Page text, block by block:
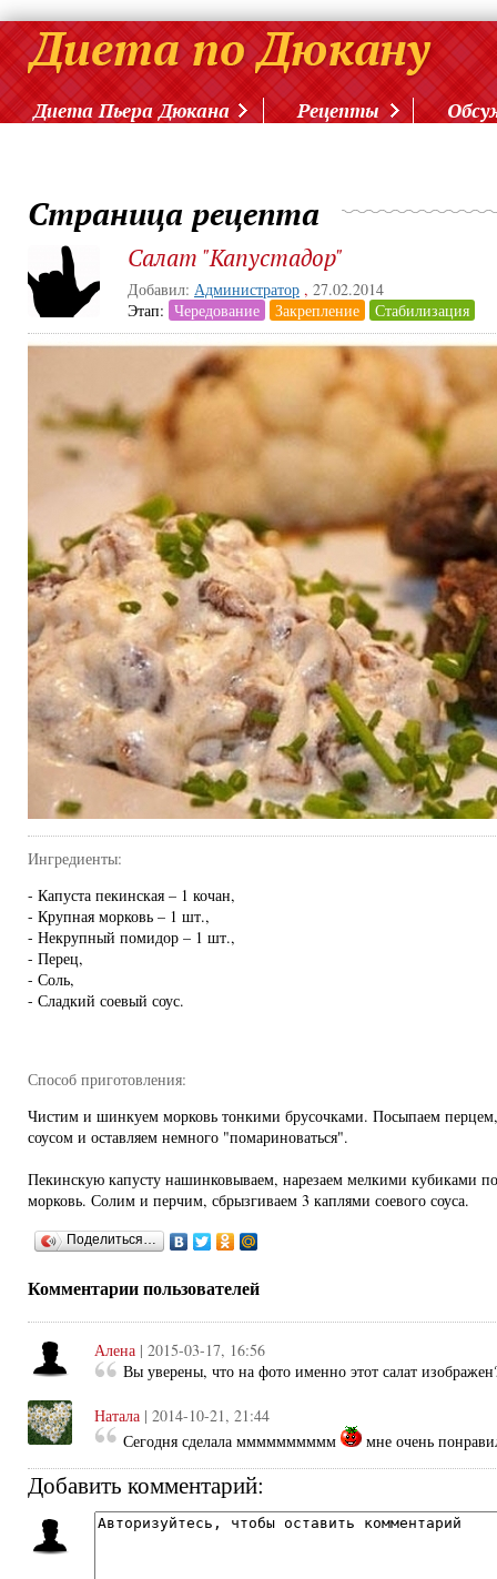
Диета Пьера Дюкана Рецепты
Страница рецепта
Салат "Капустадор"
Добавил: Администратор , 27.02.2014
Этап: Чередование Закрепление Стабилизация
Ингредиенты:
- Капуста пекинская – 1 кочан,
- Крупная морковь – 1 шт.,
- Некрупный помидор – 1 шт.,
- Перец,
- Соль,
- Сладкий соевый соус.
Способ приготовления:
Чистим и шинкуем морковь тонкими брусочками. Посыпаем
соусом и оставляем немного "помариноваться".
Пекинскую капусту нашинковываем, нарезаем мелкими кубиками
морковь. Солим и перчим, сбрызгиваем 3 каплями соевого соуса.
Поделиться…
Комментарии пользователей
Алена | 2015-03-17, 16:56
Вы уверены, что на фото именно этот салат
Натала | 2014-10-21, 21:44
Сегодня сделала мммммммммм
мне очень
Добавить комментарий: